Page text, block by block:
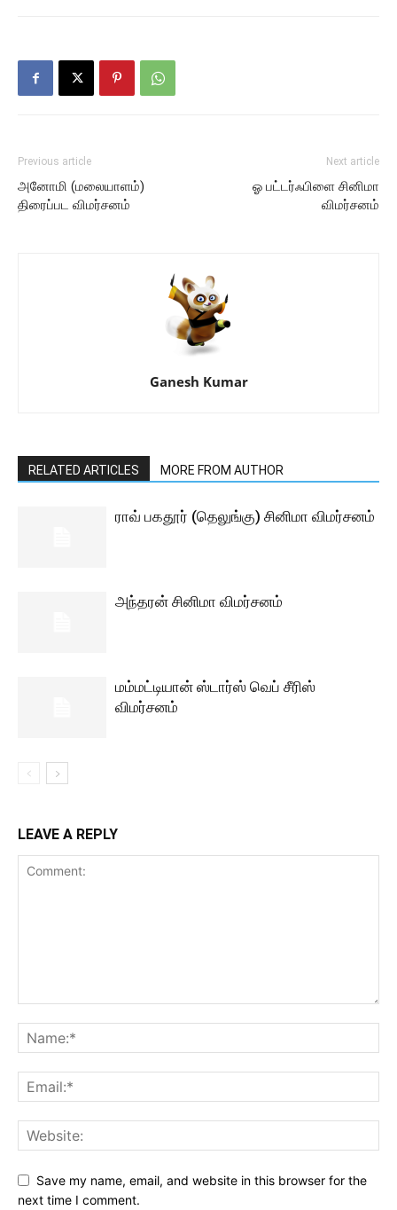
Previous article
அனோமி (மலையாளம்)
திரைப்பட விமர்சனம்
Next article
ஓ பட்டர்ஃபிளை சினிமா
விமர்சனம்
Ganesh Kumar
RELATED ARTICLES MORE FROM AUTHOR
ராவ் பகதூர் (தெலுங்கு) சினிமா விமர்சனம்
அந்தரன் சினிமா விமர்சனம்
மம்மட்டியான் ஸ்டார்ஸ் வெப் சீரிஸ்
விமர்சனம்
LEAVE A REPLY
Save my name, email, and website in this browser for the
next time I comment.